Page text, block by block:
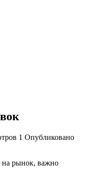
1 Опубликовано
на рынок, важно